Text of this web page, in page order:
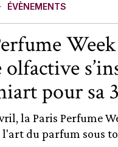
ÉVÈNEMENTS
pour sa
la Paris Perfume
l'art du parfum sous